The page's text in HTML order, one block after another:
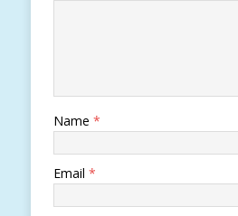
Name *
Email *